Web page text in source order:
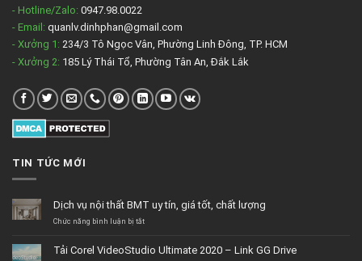
- Hotline/Zalo: 0947.98.0022
- Email: quanlv.dinhphan@gmail.com
- Xưởng 1: 234/3 Tô Ngọc Vân, Phường Linh Đông, TP. HCM
- Xưởng 2: 185 Lý Thái Tổ, Phường Tân An, Đắk Lắk
TIN TỨC MỚI
Dịch vụ nội thất BMT uy tín, giá tốt, chất lượng
Chức năng bình luận bị tắtở
nội
Tải Corel VideoStudio Ultimate 2020 – Link GG Drive